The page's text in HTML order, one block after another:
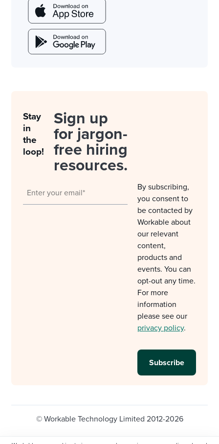
Stay
in
the
loop!
Sign up
for jargon-
free hiring
resources.
By subscribing,
you consent to
be contacted by
Workable about
our relevant
content,
products and
events. You can
opt-out any time.
For more
information
please see our
privacy policy.
© Workable Technology Limited 2012-2026
Privacy policy Cookie Settings